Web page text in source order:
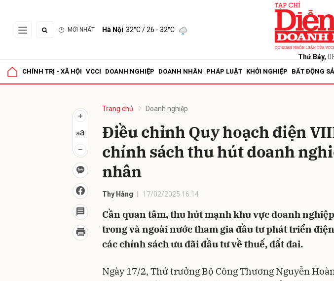
MỚI NHẤT Hà Nội 32°C/ 26 - 32°C
Thứ Bảy,
CHÍNH TRỊ - XÃ HỘI VCCI DOANH NGHIỆP DOANH NHÂN PHÁP LUẬT KHỞI NGHIỆP BẤT ĐỘNG
Trang chủ Doanh nghiệp
Điều chỉnh Quy hoạch điện
chính sách thu hút doanh
nhân
Thy Hằng 17/02/2025 16:14
Cần quan tâm, thu hút mạnh khu vực doanh
trong và ngoài nước tham gia đầu tư phát triển
các chính sách ưu đãi đầu tư về thuế, đất đai.
Ngày 17/2, Thứ trưởng Bộ Công Thương Nguyễn